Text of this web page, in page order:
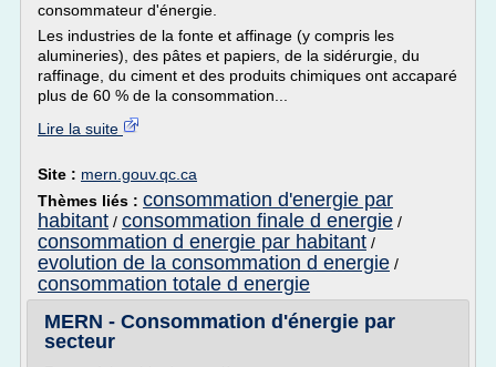
consommateur d'énergie.
Les industries de la fonte et affinage (y compris les
alumineries), des pâtes et papiers, de la sidérurgie, du
raffinage, du ciment et des produits chimiques ont accaparé
plus de 60 % de la consommation...
Lire la suite
Site : mern.gouv.qc.ca
Thèmes liés : consommation d'energie par
habitant / consommation finale d energie /
consommation d energie par habitant /
evolution de la consommation d energie /
consommation totale d energie
MERN - Consommation d'énergie par
secteur